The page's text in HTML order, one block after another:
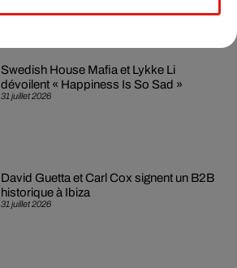
31 juillet 2026
Swedish House Mafia et Lykke Li
dévoilent « Happiness Is So Sad »
31 juillet 2026
David Guetta et Carl Cox signent un B2B
historique à Ibiza